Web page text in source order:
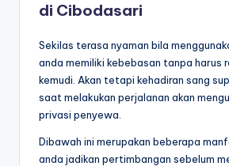
di Cibodasari
Sekilas terasa nyaman bila
anda memiliki kebebasan tanpa harus
kemudi. Akan tetapi kehadiran sang
saat melakukan perjalanan akan
privasi penyewa.
Dibawah ini merupakan beberapa
anda jadikan pertimbangan sebelum